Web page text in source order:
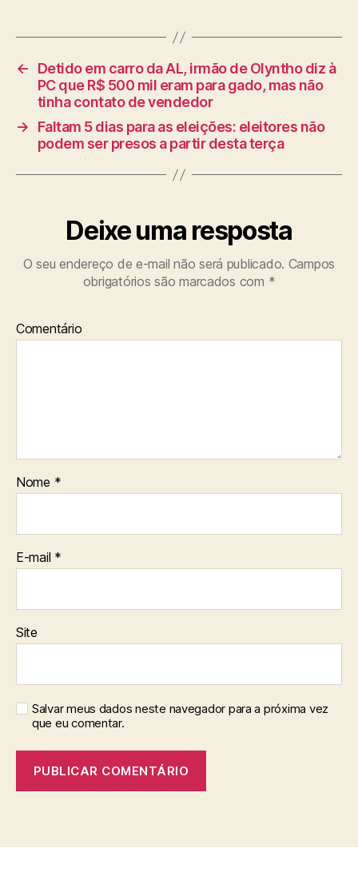
←
Detido em carro da AL, irmão de Olyntho diz à
PC que R$ 500 mil eram para gado, mas não
tinha contato de vendedor
→
Faltam 5 dias para as eleições: eleitores não
podem ser presos a partir desta terça
Deixe uma resposta
O seu endereço de e-mail não será publicado. Campos
obrigatórios são marcados com *
Comentário
Nome *
E-mail *
Site
Salvar meus dados neste navegador para a próxima vez
que eu comentar.